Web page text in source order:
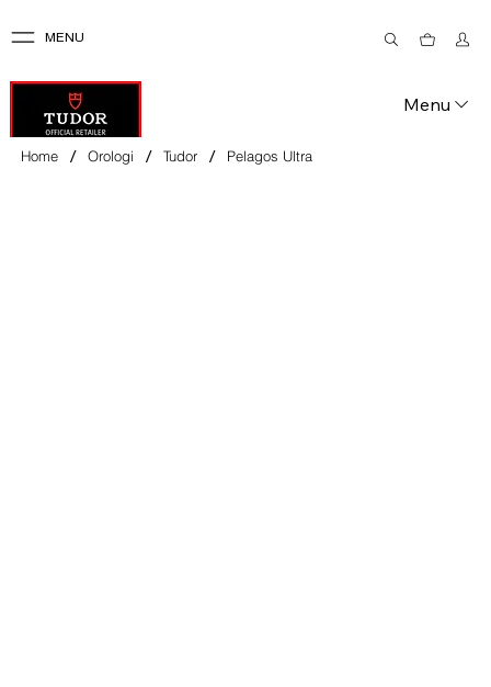
MENU
Menu
Home / Orologi / Tudor / Pelagos Ultra